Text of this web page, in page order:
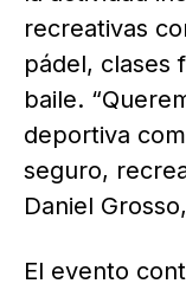
recreativas
pádel, clases
baile.
deportiva
seguro,
Daniel
El evento